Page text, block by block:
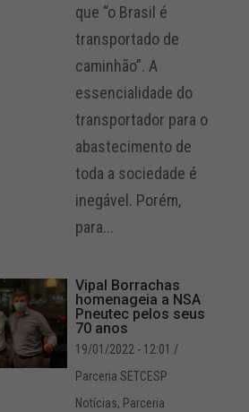
que “o Brasil é
transportado de
caminhão”. A
essencialidade do
transportador para o
abastecimento de
toda a sociedade é
inegável. Porém,
para...
Vipal Borrachas
homenageia a NSA
Pneutec pelos seus
70 anos
19/01/2022 - 12:01 /
Parceria SETCESP
Notícias, Parceria